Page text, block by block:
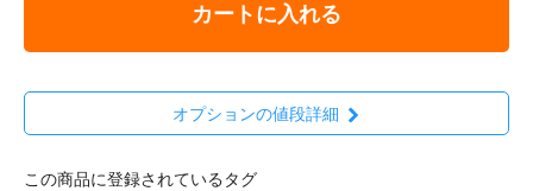
カートに入れる
オプションの値段詳細
この商品に登録されているタグ